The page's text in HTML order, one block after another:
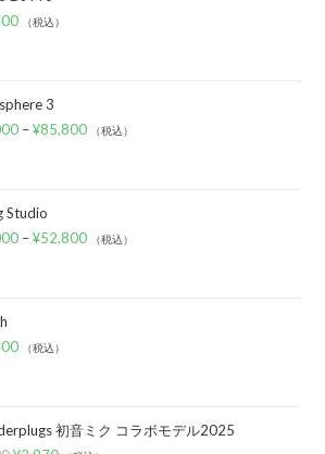
（税込）
3
–¥85,800 （税込）
Studio
–¥52,800 （税込）
（税込）
初音ミク コラボモデル2025